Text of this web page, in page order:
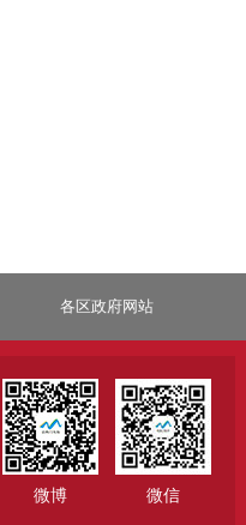
各区政府网站
微博 微信